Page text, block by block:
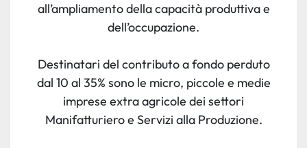
all’ampliamento della capacità produttiva e
dell’occupazione.
Destinatari del contributo a fondo perduto
dal 10 al 35% sono le micro, piccole e medie
imprese extra agricole dei settori
Manifatturiero e Servizi alla Produzione.